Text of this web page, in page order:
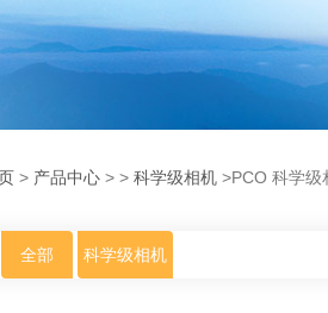
> 产品中心> > 科学级相机>PCO 科学级
全部 科学级相机